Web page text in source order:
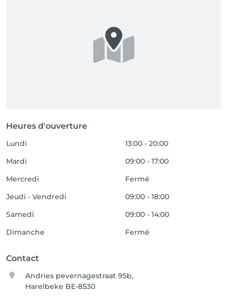
Heures d'ouverture
Lundi
13:00 - 20:00
Mardi
09:00 - 17:00
Mercredi
Fermé
Jeudi - Vendredi
09:00 - 18:00
Samedi
09:00 - 14:00
Dimanche
Fermé
Contact
Andries pevernagestraat 95b,
Harelbeke BE-8530